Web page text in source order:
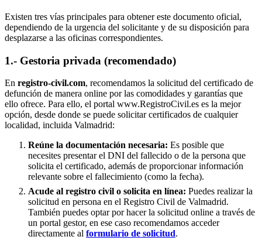
Existen tres vías principales para obtener este documento oficial,
dependiendo de la urgencia del solicitante y de su disposición para
desplazarse a las oficinas correspondientes.
1.- Gestoria privada (recomendado)
En registro-civil.com, recomendamos la solicitud del certificado de
defunción de manera online por las comodidades y garantías que
ello ofrece. Para ello, el portal www.RegistroCivil.es es la mejor
opción, desde donde se puede solicitar certificados de cualquier
localidad, incluida Valmadrid:
Reúne la documentación necesaria: Es posible que
necesites presentar el DNI del fallecido o de la persona que
solicita el certificado, además de proporcionar información
relevante sobre el fallecimiento (como la fecha).
Acude al registro civil o solicita en línea: Puedes realizar la
solicitud en persona en el Registro Civil de Valmadrid.
También puedes optar por hacer la solicitud online a través de
un portal gestor, en ese caso recomendamos acceder
directamente al formulario de solicitud.